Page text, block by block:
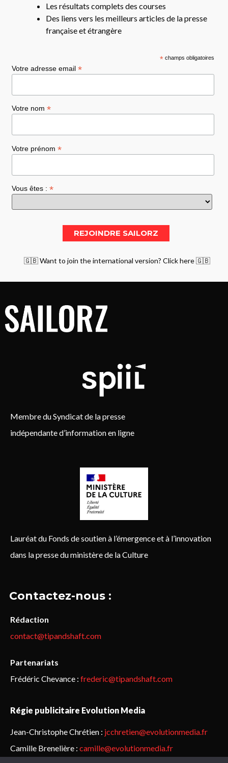
Les résultats complets des courses
Des liens vers les meilleurs articles de la presse
française et étrangère
* champs obligatoires
Votre adresse email *
Votre nom *
Votre prénom *
Vous êtes : *
🇬🇧 Want to join the international version? Click here 🇬🇧
Membre du Syndicat de la presse
indépendante d’information en ligne
Lauréat du Fonds de soutien à l’émergence et à l’innovation
dans la presse du ministère de la Culture
Contactez-nous :
Rédaction
contact@tipandshaft.com
Partenariats
Frédéric Chevance : frederic@tipandshaft.com
Régie publicitaire Evolution Media
Jean-Christophe Chrétien : jcchretien@evolutionmedia.fr
Camille Brenelière : camille@evolutionmedia.fr